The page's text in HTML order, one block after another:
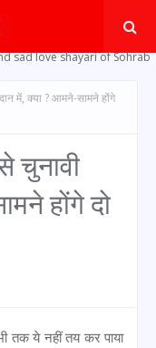
sad love shayari of Sohrab
में, क्या ? आमने-सामने होंगे
चुनावी
होंगे दो
तक ये नहीं तय कर पाया